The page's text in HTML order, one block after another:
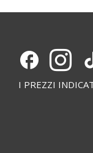
I PREZZI